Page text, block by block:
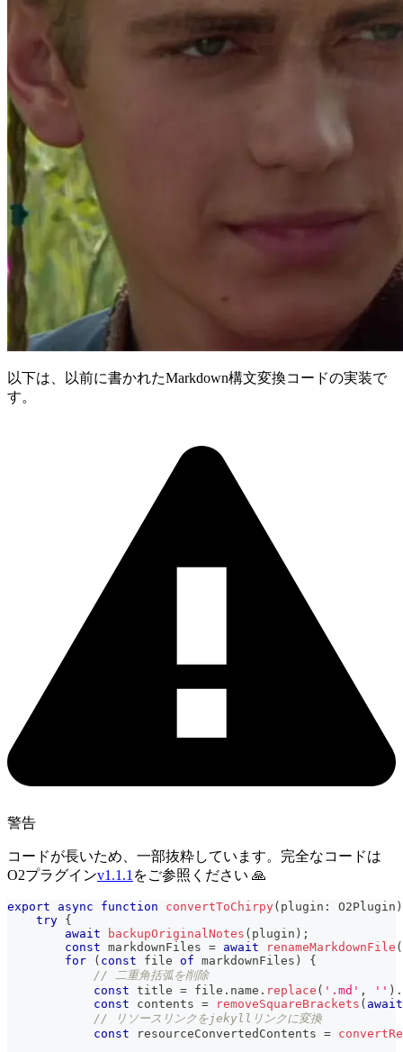
以下は、以前に書かれたMarkdown構文変換コードの実装で
す。
警告
コードが長いため、一部抜粋しています。完全なコードは
O2プラグインv1.1.1 をご参照ください 🙏
export async function convertToChirpy( plugin : O2Plugin )
try {
await
backupOriginalNotes ( plugin ) ;
const markdownFiles = await renameMarkdownFile (
for
( const file of markdownFiles )
{
// 二重角括弧を削除
const title = file . name . replace ( '.md' , '' ) .
const contents = removeSquareBrackets ( await
// リソースリンクをjekyllリンクに変換
const resourceConvertedContents =